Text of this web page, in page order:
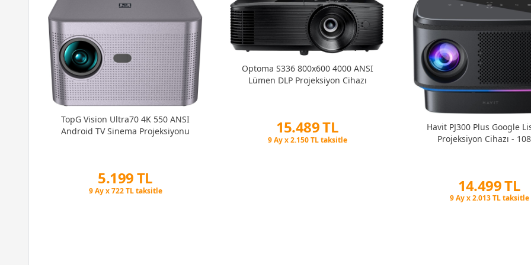
TopG Vision Ultra70 4K 550 ANSI
Android TV Sinema Projeksiyonu
5.199 TL
Peşin Fiyatına 3 Taksit
Optoma S336 800x600 4000 ANSI
Lümen DLP Projeksiyon Cihazı
15.489 TL
Peşin Fiyatına 3 Taksit
Havit PJ300 Plus Google
Projeksiyon Cihazı -
14.499 TL
Peşin Fiyatına 3 Taksit